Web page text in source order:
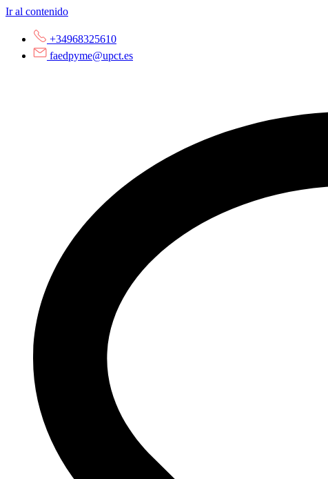
Ir al contenido
+34968325610
faedpyme@upct.es